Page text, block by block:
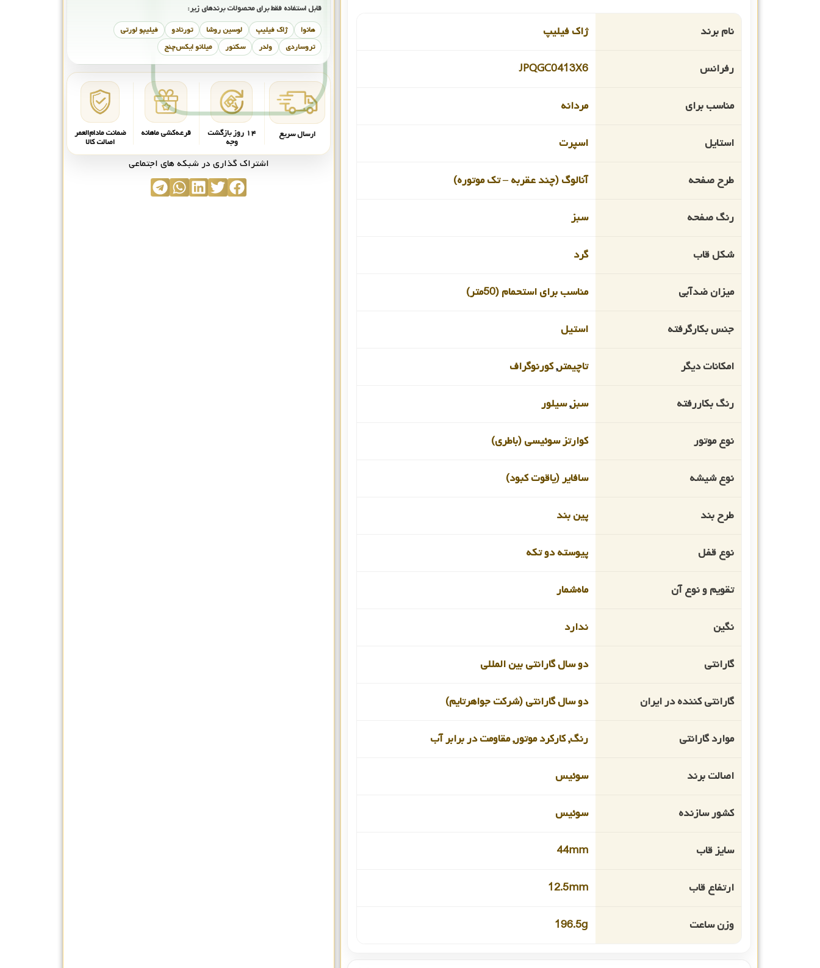
نام برند ژاک فیلیپ
رفرانس JPQGC0413X6
مناسب برای مردانه
استایل اسپرت
طرح صفحه آنالوگ (چند عقربه – تک موتوره)
رنگ صفحه سبز
شکل قاب گرد
میزان ضدآبی مناسب برای استحمام (50متر)
جنس بکارگرفته استیل
امکانات دیگر تاچیمتر,کورنوگراف
رنگ بکاررفته سبز,سیلور
نوع موتور کوارتز سوئیسی (باطری)
نوع شیشه سافایر (یاقوت کبود)
طرح بند پین بند
نوع قفل پیوسته دو تکه
تقویم و نوع آن ماه‌شمار
نگین ندارد
گارانتی دو سال گارانتی بین المللی
گارانتی کننده در ایران دو سال گارانتی (شرکت جواهرتایم)
موارد گارانتی رنگ, کارکرد موتور, مقاومت در برابر آب
اصالت برند سوئیس
کشور سازنده سوئیس
سایز قاب 44mm
ارتفاع قاب 12.5mm
وزن ساعت 196.5g
قابل استفاده فقط برای محصولات برندهای زیر:
هانوا ژاک فیلیپ لوسین روشا تورنادو
فیلیپو لورتی
تروساردی
ولدر سکتور میلانو ایکس‌چنج
ارسال سریع ۱۴ روز بازگشت
وجه
قرعه‌کشی ماهانه ضمانت مادام‌العمر
اصالت کالا
اشتراک گذاری در شبکه های اجتماعی